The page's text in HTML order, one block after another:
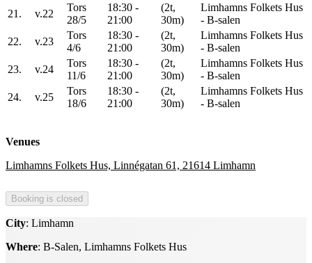
21.
v.22
Tors
28/5
18:30 -
21:00
(2t,
30m)
Limhamns Folkets Hus
- B-salen
22.
v.23
Tors
4/6
18:30 -
21:00
(2t,
30m)
Limhamns Folkets Hus
- B-salen
23.
v.24
Tors
11/6
18:30 -
21:00
(2t,
30m)
Limhamns Folkets Hus
- B-salen
24.
v.25
Tors
18/6
18:30 -
21:00
(2t,
30m)
Limhamns Folkets Hus
- B-salen
Venues
Limhamns Folkets Hus, Linnégatan 61, 21614 Limhamn
City: Limhamn
Where: B-Salen, Limhamns Folkets Hus